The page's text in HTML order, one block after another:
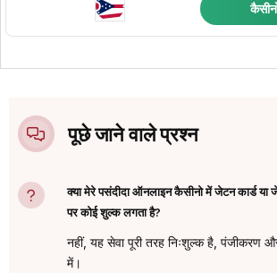
पूछे जाने वाले प्रश्न
क्या मेरे पसंदीदा ऑनलाइन कैसीनो में जेटन कार्ड
पर कोई शुल्क लगता है?
नहीं, यह सेवा पूरी तरह निःशुल्क है, पंजीकरण
में।